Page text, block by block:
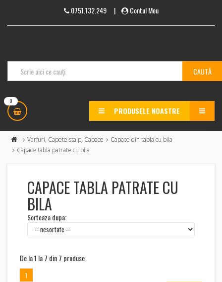
0751.132.249| Contul Meu
0
PRODUSELE NOASTRE MENU
Varfuri, Capete stalp, Capace
Capace din tabla cu bila
Capace tabla patrate cu bila
CAPACE TABLA PATRATE CU
BILA
Sorteaza dupa:
De la 1 la 7 din 7 produse
1